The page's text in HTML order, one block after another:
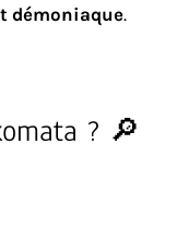
démoniaque.
? 🔎